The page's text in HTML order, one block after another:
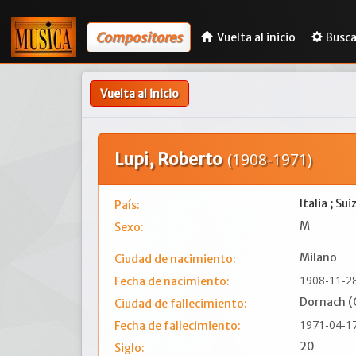
Compositores Vuelta al inicio
Vuelta al inicio
Lupi, Roberto(1908-1971)
País:
Italia ;
Sexo:
M
Ciudad de nacimiento:
Milano
Fecha de nacimiento:
1908-11-
Ciudad de fallecimiento:
Dornach
Fecha de fallecimiento:
1971-04-
Siglo: 20